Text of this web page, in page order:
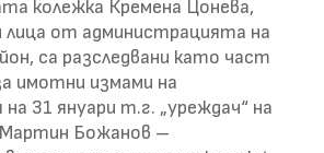
колежка Кремена Цонева,
лица от администрацията на
са разследвани като част
имотни измами на
31 януари т.г. „уреждач“ на
Мартин Божанов –